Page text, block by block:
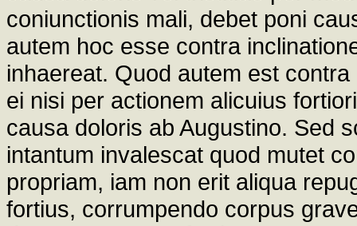
coniunctionis mali, debet poni
autem hoc esse contra
inhaereat. Quod autem est
ei nisi per actionem alicuius
causa doloris ab Augustino. Sed
intantum invalescat quod mutet
propriam, iam non erit aliqua
fortius, corrumpendo corpus